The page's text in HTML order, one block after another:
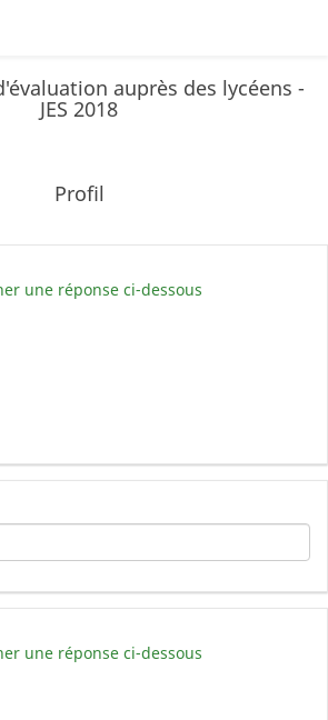
auprès des lycéens -
JES 2018
Profil
une réponse ci-dessous
une réponse ci-dessous